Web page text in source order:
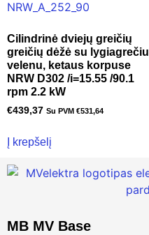
Cilindrinė dviejų greičių
greičių dėžė su lygiagrečiu
velenu, ketaus korpuse
NRW D302 /i=15.55 /90.1
rpm 2.2 kW
€439,37 Su PVM €531,64
Į krepšelį
MB MV Base